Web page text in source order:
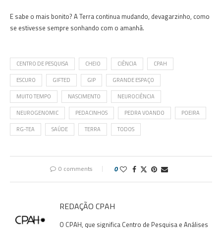
E sabe o mais bonito? A Terra continua mudando, devagarzinho, como
se estivesse sempre sonhando com o amanhã.
CENTRO DE PESQUISA CHEIO CIÊNCIA CPAH
ESCURO GIFTED GIP GRANDE ESPAÇO
MUITO TEMPO NASCIMENTO NEUROCIÊNCIA
NEUROGENOMIC PEDACINHOS PEDRA VOANDO POEIRA
RG-TEA SAÚDE TERRA TODOS
0 comments 0
REDAÇÃO CPAH
O CPAH, que significa Centro de Pesquisa e Análises